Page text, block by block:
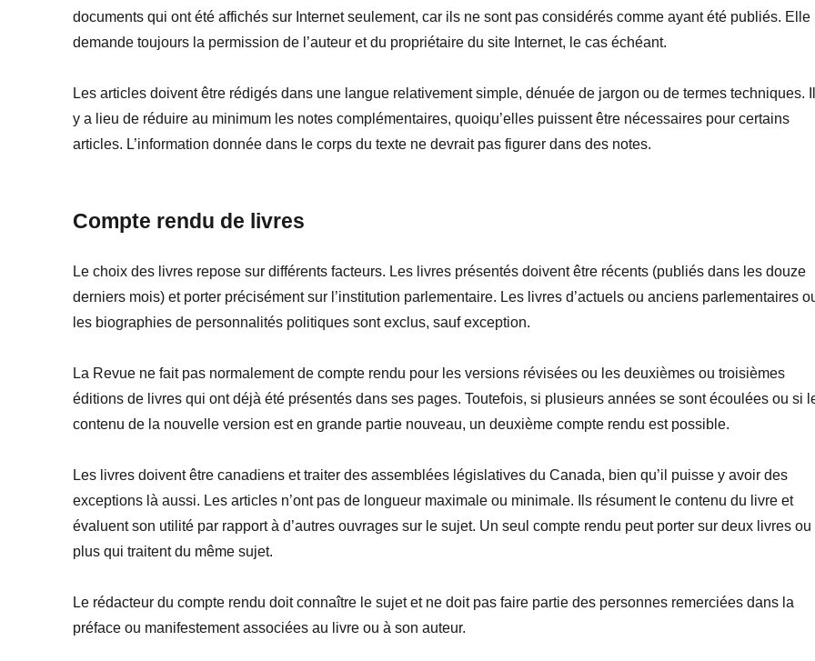
documents qui ont été affichés sur Internet seulement, car ils ne sont pas considérés comme ayant été publiés. Elle
demande toujours la permission de l’auteur et du propriétaire du site Internet, le cas échéant.
Les articles doivent être rédigés dans une langue relativement simple, dénuée de jargon ou de termes techniques. Il
y a lieu de réduire au minimum les notes complémentaires, quoiqu’elles puissent être nécessaires pour certains
articles. L’information donnée dans le corps du texte ne devrait pas figurer dans des notes.
Compte rendu de livres
Le choix des livres repose sur différents facteurs. Les livres présentés doivent être récents (publiés dans les douze
derniers mois) et porter précisément sur l’institution parlementaire. Les livres d’actuels ou anciens parlementaires
les biographies de personnalités politiques sont exclus, sauf exception.
La Revue ne fait pas normalement de compte rendu pour les versions révisées ou les deuxièmes ou troisièmes
éditions de livres qui ont déjà été présentés dans ses pages. Toutefois, si plusieurs années se sont écoulées ou si
contenu de la nouvelle version est en grande partie nouveau, un deuxième compte rendu est possible.
Les livres doivent être canadiens et traiter des assemblées législatives du Canada, bien qu’il puisse y avoir des
exceptions là aussi. Les articles n’ont pas de longueur maximale ou minimale. Ils résument le contenu du livre et
évaluent son utilité par rapport à d’autres ouvrages sur le sujet. Un seul compte rendu peut porter sur deux livres ou
plus qui traitent du même sujet.
Le rédacteur du compte rendu doit connaître le sujet et ne doit pas faire partie des personnes remerciées dans la
préface ou manifestement associées au livre ou à son auteur.